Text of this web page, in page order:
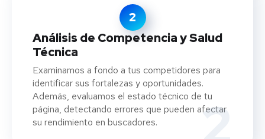
2
Análisis de Competencia y Salud
Técnica
Examinamos a fondo a tus competidores para
identificar sus fortalezas y oportunidades.
Además, evaluamos el estado técnico de tu
página, detectando errores que pueden afectar
su rendimiento en buscadores.